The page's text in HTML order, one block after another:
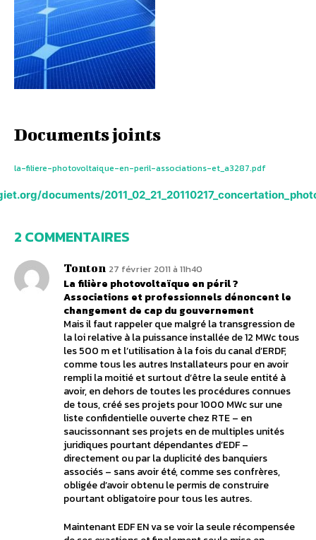
Documents joints
la-filiere-photovoltaique-en-peril-associations-et_a3287.pdf
documents/
2 COMMENTAIRES
Tonton 27 février 2011 à 11h40
La filière photovoltaïque en péril ?
Associations et professionnels dénoncent le
changement de cap du gouvernement
Mais il faut rappeler que malgré la transgression de
la loi relative à la puissance installée de 12 MWc tous
les 500 m et l’utilisation à la fois du canal d’ERDF,
comme tous les autres Installateurs pour en avoir
rempli la moitié et surtout d’être la seule entité à
avoir, en dehors de toutes les procédures connues
de tous, créé ses projets pour 1000 MWc sur une
liste confidentielle ouverte chez RTE – en
saucissonnant ses projets en de multiples unités
juridiques pourtant dépendantes d’EDF –
directement ou par la duplicité des banquiers
associés – sans avoir été, comme ses confrères,
obligée d’avoir obtenu le permis de construire
pourtant obligatoire pour tous les autres.
Maintenant EDF EN va se voir la seule récompensée